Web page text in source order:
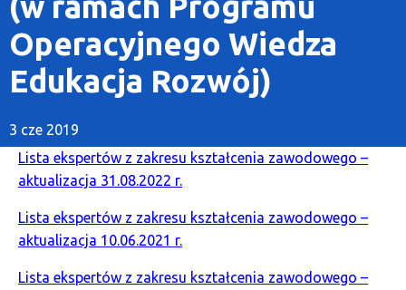
Operacyjnego Wiedza
Edukacja Rozwój)
3 cze 2019
Lista ekspertów z zakresu kształcenia zawodowego –
aktualizacja 31.08.2022 r.
Lista ekspertów z zakresu kształcenia zawodowego –
aktualizacja 10.06.2021 r.
Lista ekspertów z zakresu kształcenia zawodowego –